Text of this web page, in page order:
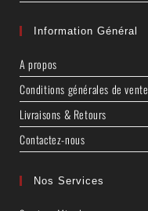
Information Général
A propos
Conditions générales de vente
Livraisons & Retours
Contactez-nous
Nos Services